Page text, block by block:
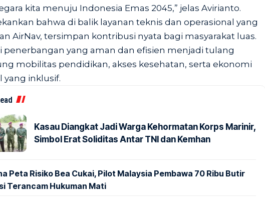
kita menuju Indonesia Emas 2045,” jelas Avirianto.
bahwa di balik layanan teknis dan operasional yang
AirNav, tersimpan kontribusi nyata bagi masyarakat luas.
penerbangan yang aman dan efisien menjadi tulang
mobilitas pendidikan, akses kesehatan, serta ekonomi
yang inklusif.
Kasau Diangkat Jadi Warga Kehormatan Korps Marinir,
Simbol Erat Soliditas Antar TNI dan Kemhan
Peta Risiko Bea Cukai, Pilot Malaysia Pembawa 70 Ribu Butir
Terancam Hukuman Mati